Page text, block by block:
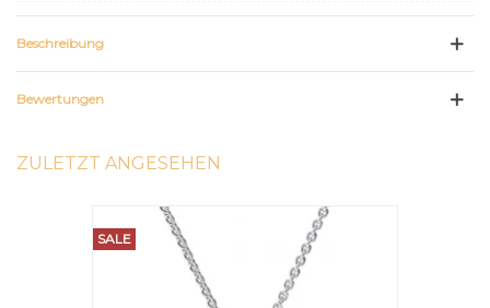
Beschreibung
Bewertungen
ZULETZT ANGESEHEN
SALE